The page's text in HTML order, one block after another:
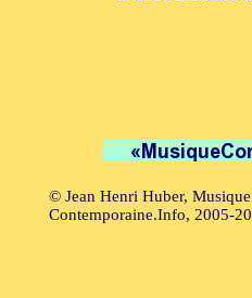
© Jean Henri Huber, Musique
Contemporaine.Info, 2005-